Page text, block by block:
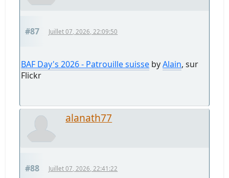
#87 Juillet 07, 2026, 22:09:50
BAF Day's 2026 - Patrouille suisse byAlain, sur
Flickr
alanath77
#88 Juillet 07, 2026, 22:41:22